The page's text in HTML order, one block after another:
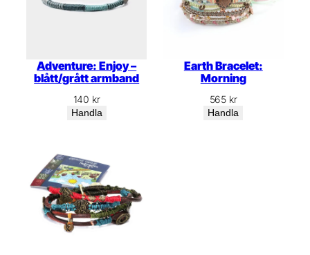
Adventure: Enjoy –
blått/grått armband
140 kr
Handla
Earth Bracelet:
Morning
565 kr
Handla